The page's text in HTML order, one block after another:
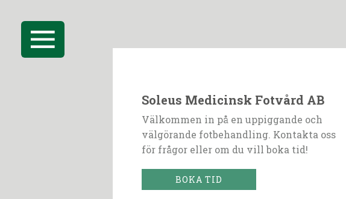
Soleus Medicinsk Fotvård AB
Välkommen in på en uppiggande och
välgörande fotbehandling. Kontakta oss
för frågor eller om du vill boka tid!
BOKA TID